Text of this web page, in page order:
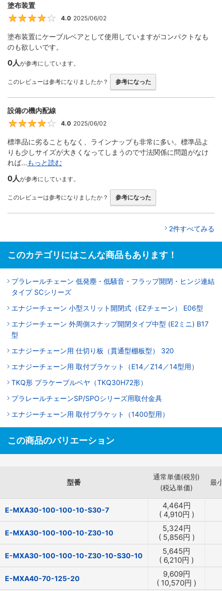
塗布装置
4
4.0 2025/06/02
塗布装置にケーブルベアとして使用していますがコンパクトなも
のも欲しいです。
0人が参考にしています。
このレビューは参考になりましたか？ 参考になった
設備の機内配線
4
4.0 2025/06/02
標準品に劣ることもなく、ラインナップも非常に多い。標準品よ
りも少しサイズが大きくなってしまうので寸法関係に問題がなけ
れば...もっと読む
0人が参考にしています。
このレビューは参考になりましたか？ 参考になった
2件すべてみる
このカテゴリにはこんな商品もあります！
プラレールチェーン 低発塵・低騒音・フラップ開閉・ヒンジ連結
タイプ SCシリーズ
エナジーチェーン 小型スリット開閉式（EZチェーン） E06型
エナジーチェーン 外周側スナップ開閉タイプ中型 (E2ミニ) B17
型
エナジーチェーン用 仕切り板（貫通型棚板型） 320
エナジーチェーン用 取付ブラケット（E14／Z14／14型用）
TKQ形 プラケーブルベヤ（TKQ30H72形）
プラレールチェーンSP/SPOシリーズ用取付金具
エナジーチェーン用 取付ブラケット（1400型用）
この商品のバリエーション
型番
通常単価(税別)
(税込単価)
最
E-MXA30-100-100-10-S30-7 4,464円
( 4,910円 )
E-MXA30-100-100-10-Z30-10 5,324円
( 5,856円 )
E-MXA30-100-100-10-Z30-10-S30-10 5,645円
( 6,210円 )
E-MXA40-70-125-20 9,609円
( 10,570円 )